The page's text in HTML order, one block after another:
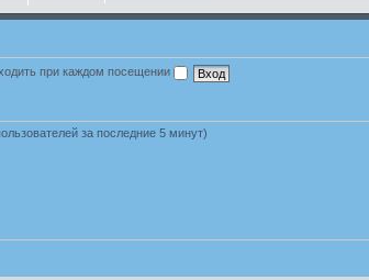
при каждом посещении
за последние 5 минут)